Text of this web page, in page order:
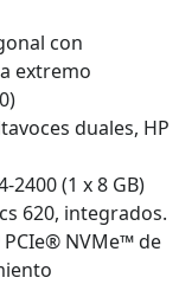
con
extremo
duales, HP
2400 (1 x 8 GB)
620, integrados.
NVMe™ de